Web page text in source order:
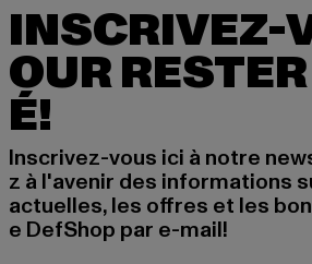
INSCRIVEZ-
OUR
É!
Inscrivez-vous ici à notre
z à l'avenir des informations
actuelles, les offres et les
e DefShop par e-mail!